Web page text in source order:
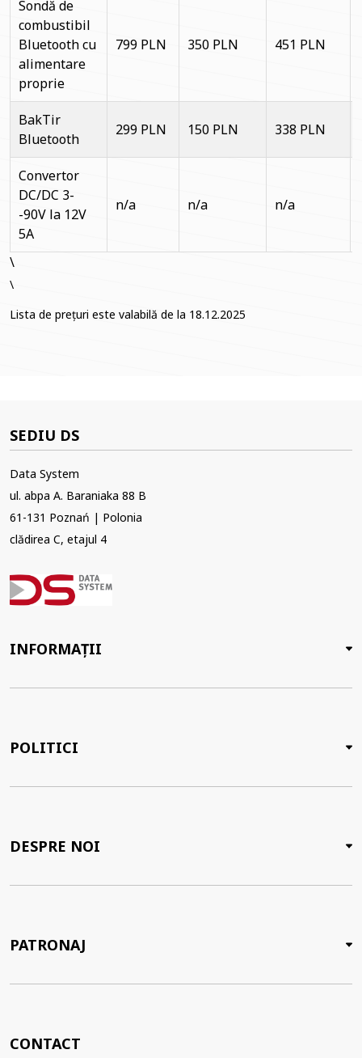
Sondă de
combustibil
Bluetooth cu
alimentare
proprie
799 PLN 350 PLN 451 PLN
BakTir
Bluetooth
299 PLN 150 PLN 338 PLN
Convertor
DC/DC 3-
-90V la 12V
5A
n/a n/a n/a
\
\
Lista de prețuri este valabilă de la 18.12.2025
SEDIU DS
Data System
ul. abpa A. Baraniaka 88 B
61-131 Poznań | Polonia
clădirea C, etajul 4
INFORMAȚII
POLITICI
DESPRE NOI
PATRONAJ
CONTACT